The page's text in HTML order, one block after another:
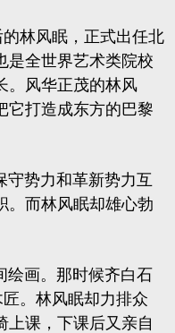
林风眠，正式出任北
是全世界艺术类院校
。风华正茂的林风
它打造成东方的巴黎
势力和革新势力互
。而林风眠却雄心勃
画。那时候齐白石
。林风眠却力排众
上课，下课后又亲自